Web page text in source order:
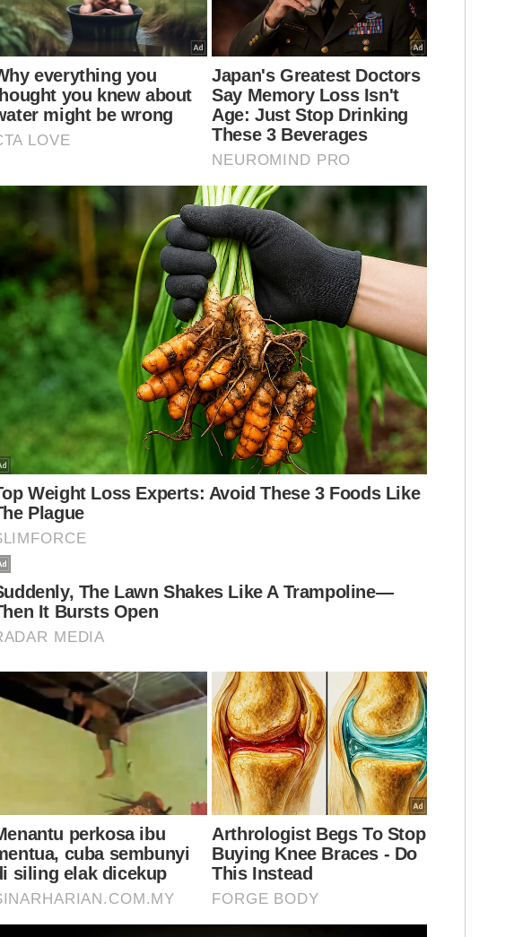
Ucapan Selamat Wan Junaidi
Artikel Disyorkan
Nasional
Lima kawasan di Sarawak catat IPU
tidak sihat - JAS
Nasional
RS-2 gariskan 98 inisiatif pacu
Selangor 2030
MOHD IZZATUL IZUAN TAHIR
08 Aug 2026 09:30am
Nasional
prosedur pasang alat perentak
jantung
AISYAH BASARUDDIN
07 Aug 2026 08:21pm